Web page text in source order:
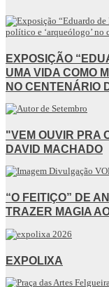
EXPOSIÇÃO
UMA VIDA COMO
NO CENTENÁRIO
"VEM OUVIR PRA
DAVID MACHADO
“O FEITIÇO” DE
TRAZER MAGIA
EXPOLIXA